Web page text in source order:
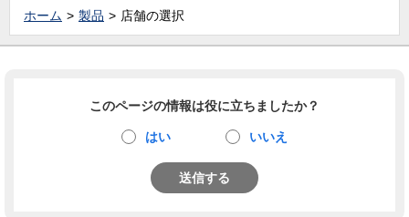
ホーム 製品 店舗の選択
このページの情報は役に立ちましたか？
はい いいえ
送信する